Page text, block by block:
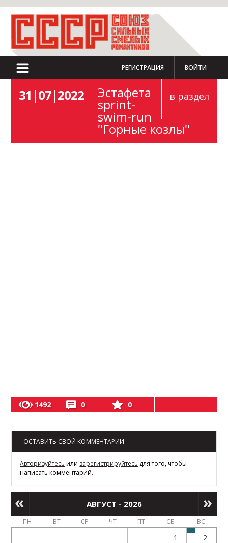
РЕГИСТРАЦИЯ ВОЙТИ
31|07|2022 в раздел
Эстафета
sprint-
swim-run
"Горные козлы"
1492 0 0
ОСТАВИТЬ СВОЙ КОММЕНТАРИИ
Авторизуйтесь или зарегистрируйтесь для того, чтобы
написать комментарий.
АВГУСТ - 2026
ПН ВТ СР ЧТ ПТ СБ ВС
1 2